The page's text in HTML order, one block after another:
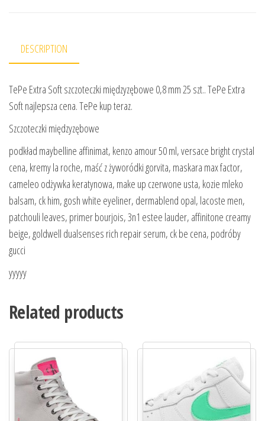
DESCRIPTION
TePe Extra Soft szczoteczki międzyzębowe 0,8 mm 25 szt.. TePe Extra
Soft najlepsza cena. TePe kup teraz.
Szczoteczki międzyzębowe
podkład maybelline affinimat, kenzo amour 50 ml, versace bright crystal
cena, kremy la roche, maść z żyworódki gorvita, maskara max factor,
cameleo odżywka keratynowa, make up czerwone usta, kozie mleko
balsam, ck him, gosh white eyeliner, dermablend opal, lacoste men,
patchouli leaves, primer bourjois, 3n1 estee lauder, affinitone creamy
beige, goldwell dualsenses rich repair serum, ck be cena, podróby
gucci
yyyyy
Related products